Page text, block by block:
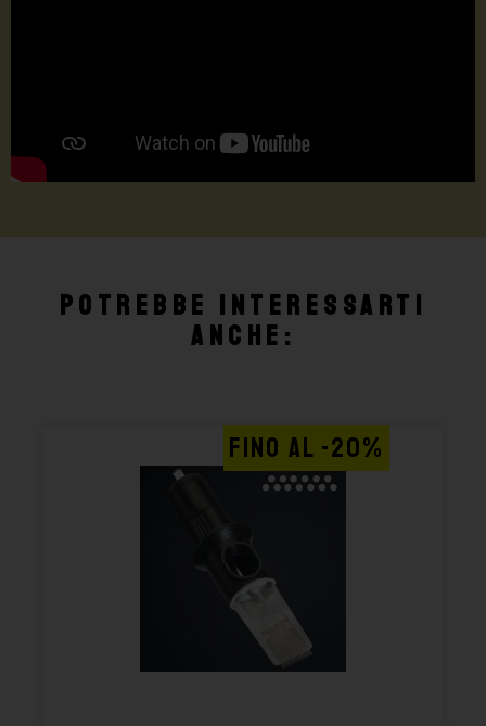
Potrebbe interessarti
anche:
FINO AL -20%